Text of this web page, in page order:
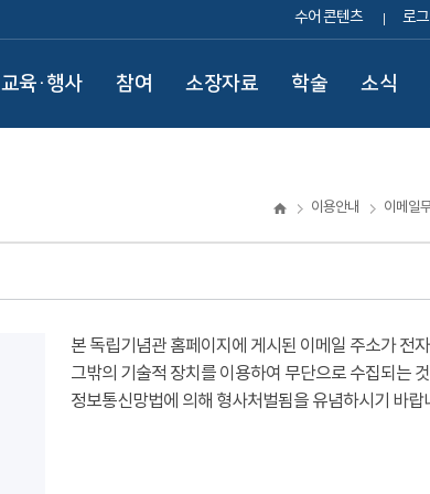
수어 콘텐츠 로
교육·행사 참여 소장자료 학술 소식
이용안내 이메일
본 독립기념관 홈페이지에 게시된 이메일 주소가 전
그밖의 기술적 장치를 이용하여 무단으로 수집되는
정보통신망법에 의해 형사처벌됨을 유념하시기 바랍